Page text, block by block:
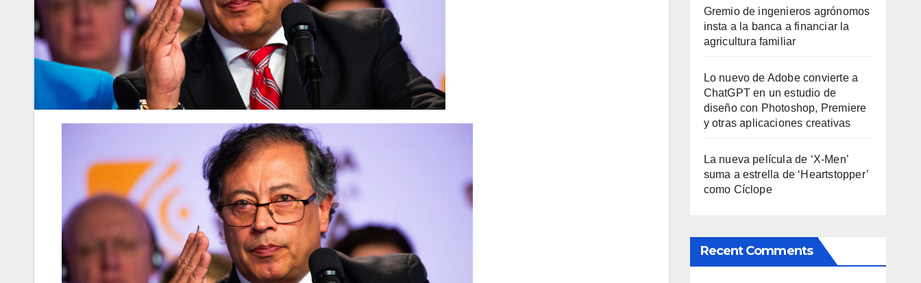
Gremio de ingenieros agrónomos
insta a la banca a financiar la
agricultura familiar
Lo nuevo de Adobe convierte a
ChatGPT en un estudio de
diseño con Photoshop, Premiere
y otras aplicaciones creativas
La nueva película de ‘X-Men’
suma a estrella de ‘Heartstopper’
como Cíclope
Recent Comments